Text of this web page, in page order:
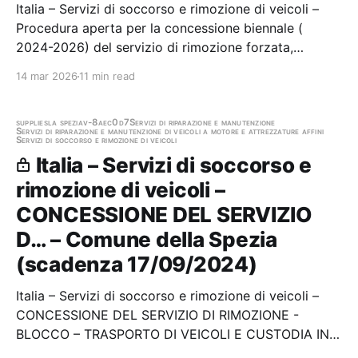
Italia – Servizi di soccorso e rimozione di veicoli –
Procedura aperta per la concessione biennale (
2024-2026) del servizio di rimozione forzata,
14 mar 2026 11 min read
suppliesla speziav-8aec0d7Servizi di riparazione e manutenzione
Servizi di riparazione e manutenzione di veicoli a motore e attrezzature affini
Servizi di soccorso e rimozione di veicoli
Italia – Servizi di soccorso e
rimozione di veicoli –
CONCESSIONE DEL SERVIZIO
D… – Comune della Spezia
(scadenza 17/09/2024)
Italia – Servizi di soccorso e rimozione di veicoli –
CONCESSIONE DEL SERVIZIO DI RIMOZIONE -
BLOCCO – TRASPORTO DI VEICOLI E CUSTODIA IN